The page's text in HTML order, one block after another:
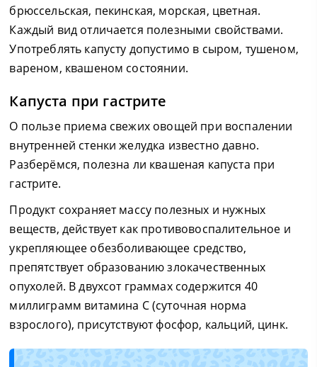
брюссельская, пекинская, морская, цветная.
Каждый вид отличается полезными свойствами.
Употреблять капусту допустимо в сыром, тушеном,
вареном, квашеном состоянии.
Капуста при гастрите
О пользе приема свежих овощей при воспалении
внутренней стенки желудка известно давно.
Разберёмся, полезна ли квашеная капуста при
гастрите.
Продукт сохраняет массу полезных и нужных
веществ, действует как противовоспалительное и
укрепляющее обезболивающее средство,
препятствует образованию злокачественных
опухолей. В двухсот граммах содержится 40
миллиграмм витамина С (суточная норма
взрослого), присутствуют фосфор, кальций, цинк.